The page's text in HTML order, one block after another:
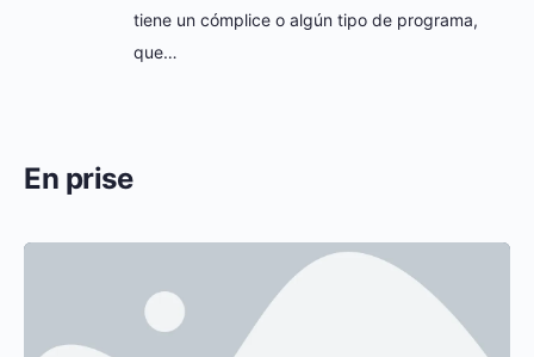
En prise
tiene un cómplice o algún tipo de programa,
que…